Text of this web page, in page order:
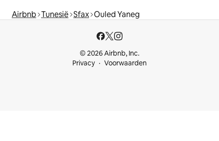
Airbnb Tunesië Sfax Ouled Yaneg
© 2026 Airbnb, Inc.
Privacy
Voorwaarden